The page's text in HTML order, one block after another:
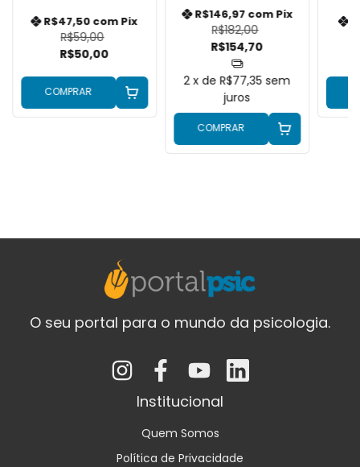
R$59,00
R$50,00
R$47,50 comPix
COMPRAR
R$182,00
R$154,70
R$146,97 comPix
2 x deR$77,35 sem
juros
COMPRAR
O seu portal para o mundo da psicologia.
Institucional
Quem Somos
Política de Privacidade